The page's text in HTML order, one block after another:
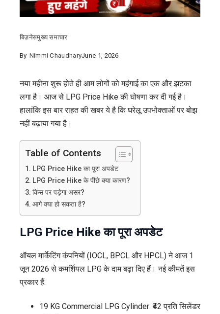
बिज़नेसमुख्य समाचार
By Nimmi ChaudharyJune 1, 2026
नया महीना शुरू होते ही आम लोगों को महंगाई का एक और झटका
लगा है। आज से LPG Price Hike की घोषणा कर दी गई है।
हालांकि इस बार राहत की खबर ये है कि घरेलू उपभोक्ताओं पर बोझ
नहीं बढ़ाया गया है।
Table of Contents
LPG Price Hike का पूरा अपडेट
LPG Price Hike के पीछे क्या कारण?
किस पर पड़ेगा असर?
आगे क्या हो सकता है?
LPG Price Hike का पूरा अपडेट
ऑयल मार्केटिंग कंपनियों (IOCL, BPCL और HPCL) ने आज 1
जून 2026 से कमर्शियल LPG के दाम बढ़ा दिए हैं। नई कीमतें इस
प्रकार हैं:
19 KG Commercial LPG Cylinder: ₹42 प्रति सिलेंडर